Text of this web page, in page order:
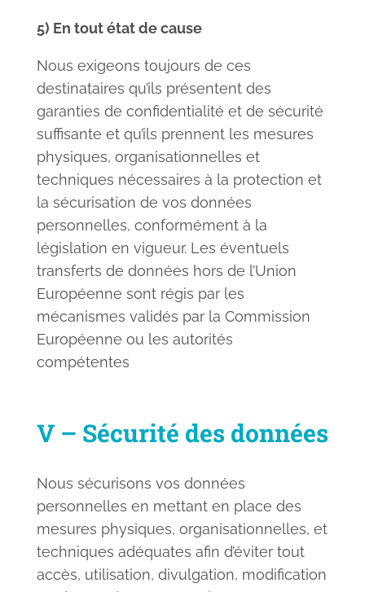
5) En tout état de cause
Nous exigeons toujours de ces
destinataires qu’ils présentent des
garanties de confidentialité et de sécurité
suffisante et qu’ils prennent les mesures
physiques, organisationnelles et
techniques nécessaires à la protection et
la sécurisation de vos données
personnelles, conformément à la
législation en vigueur. Les éventuels
transferts de données hors de l’Union
Européenne sont régis par les
mécanismes validés par la Commission
Européenne ou les autorités
compétentes
V – Sécurité des données
Nous sécurisons vos données
personnelles en mettant en place des
mesures physiques, organisationnelles, et
techniques adéquates afin d’éviter tout
accès, utilisation, divulgation, modification